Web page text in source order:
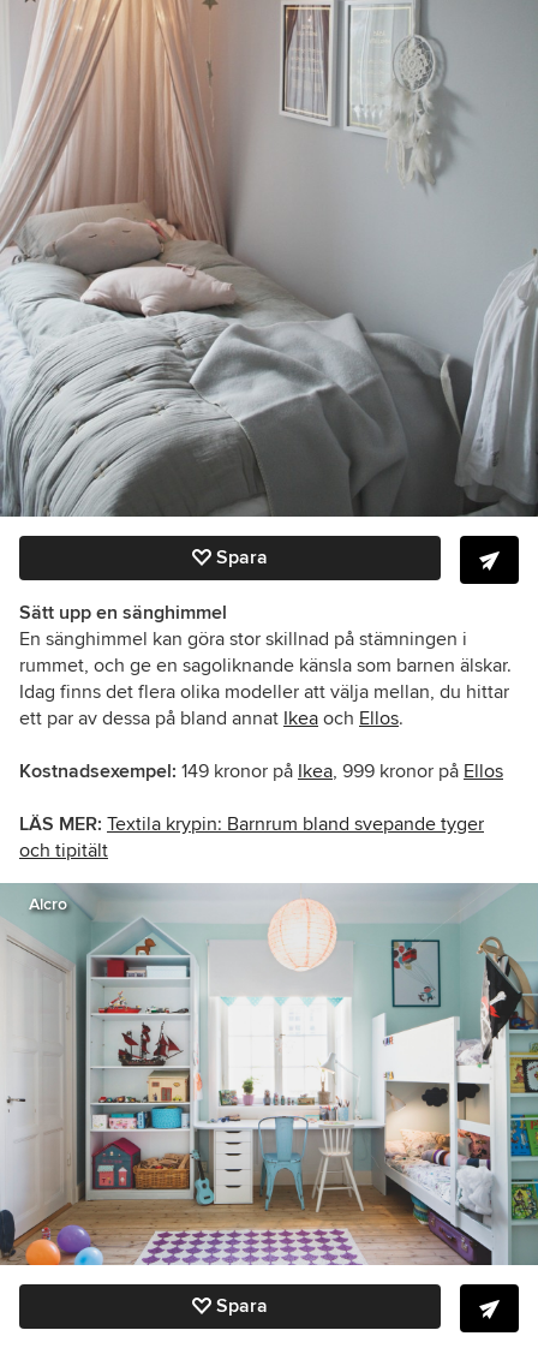
Spara
Sätt upp en sänghimmel
En sänghimmel kan göra stor skillnad på stämningen i
rummet, och ge en sagoliknande känsla som barnen älskar.
Idag finns det flera olika modeller att välja mellan, du hittar
ett par av dessa på bland annat Ikea och Ellos.
Kostnadsexempel: 149 kronor på Ikea, 999 kronor på Ellos
LÄS MER: Textila krypin: Barnrum bland svepande tyger
och tipitält
Alcro
Spara